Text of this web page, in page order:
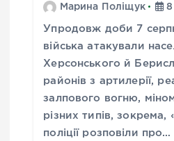
Марина Поліщук 8
Упродовж доби 7
війська атакували
Херсонського й
районів з артилерії,
залпового вогню,
різних типів, зокрема,
поліції розповіли про…